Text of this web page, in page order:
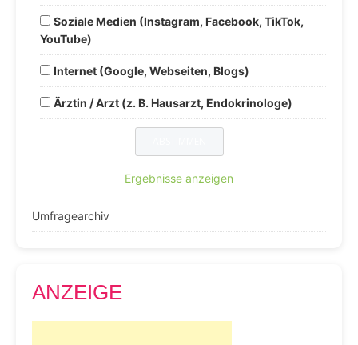
Soziale Medien (Instagram, Facebook, TikTok,
YouTube)
Internet (Google, Webseiten, Blogs)
Ärztin / Arzt (z. B. Hausarzt, Endokrinologe)
Ergebnisse anzeigen
Umfragearchiv
ANZEIGE